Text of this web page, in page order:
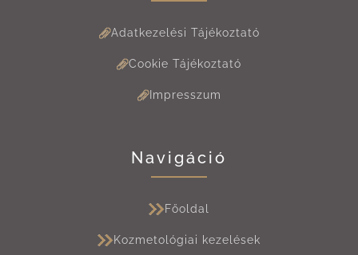
Adatkezelési Tájékoztató
Cookie Tájékoztató
Impresszum
Navigáció
Főoldal
Kozmetológiai kezelések